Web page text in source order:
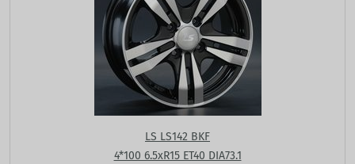
LS LS142 BKF
4*100 6.5xR15 ET40 DIA73.1